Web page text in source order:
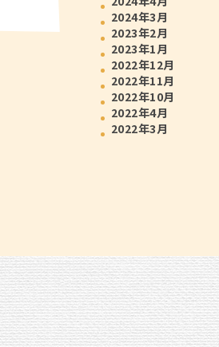
2024年3月
2023年2月
2023年1月
2022年12月
2022年11月
2022年10月
2022年4月
2022年3月